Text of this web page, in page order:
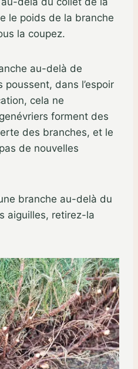
le poids de la branche
la coupez.
au-delà de
poussent, dans l’espoir
cela ne
forment des
des branches, et le
de nouvelles
branche au-delà du
aiguilles, retirez-la